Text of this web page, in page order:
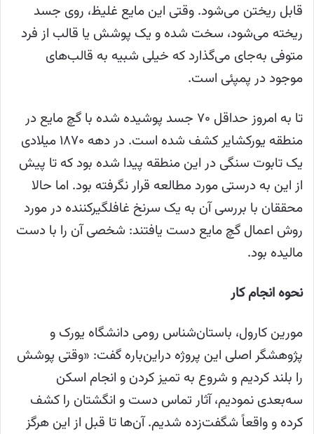
قابل ریختن می‌شود. وقتی این مایع غلیظ، روی جسد
ریخته می‌شود، سخت شده و یک پوشش یا قالب از فرد
متوفی به‌جای می‌گذارد که خیلی شبیه به قالب‌های
موجود در پمپئی است.
تا به امروز حداقل ۷۰ جسد پوشیده شده با گچ مایع در
منطقه یورکشایر کشف شده است. در دهه ۱۸۷۰ میلادی
یک تابوت سنگی در این منطقه پیدا شده بود که تا پیش
از این به درستی مورد مطالعه قرار نگرفته بود. اما حالا
محققان با بررسی آن به یک سرنخ غافلگیرکننده در مورد
روش اعمال گچ مایع دست یافتند: شخصی آن را با دست
مالیده بود.
نحوه انجام کار
مورین کارول، باستان‌شناس رومی دانشگاه یورک و
پژوهشگر اصلی این پروژه دراین‌باره گفت: «وقتی پوشش
را بلند کردیم و شروع به تمیز کردن و انجام اسکن
سه‌بعدی نمودیم، آثار تماس دست و انگشتان را کشف
کرده و واقعاً شگفت‌زده شدیم. آن‌ها تا قبل از این هرگز